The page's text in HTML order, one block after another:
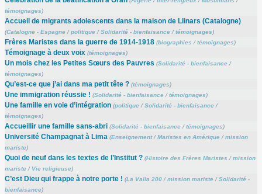
témoignages)
Accueil de migrants adolescents dans la maison de Llinars (Catalogne)
(Catalogne - Espagne/politique/Solidarité - bienfaisance/témoignages)
Frères Maristes dans la guerre de 1914-1918 (biographies /témoignages)
Témoignage à deux voix (témoignages)
Un mois chez les Petites Sœurs des Pauvres (Solidarité - bienfaisance/
témoignages)
Qu’est-ce que j’ai dans ma petit tête ? (témoignages)
Une immigration réussie ! (Solidarité - bienfaisance/témoignages)
Une famille en voie d’intégration (politique/Solidarité - bienfaisance/
témoignages)
Accueillir une famille sans-abri (Solidarité - bienfaisance/témoignages)
Université Champagnat à Lima (Enseignement/Maristes en Amérique/mission
mariste)
Quoi de neuf dans les textes de l’Institut ? (Histoire des Frères Maristes /mission
mariste/ Vie religieuse)
C’est Dieu qui frappe à notre porte ! (La Valla 200/mission mariste/Solidarité -
bienfaisance)